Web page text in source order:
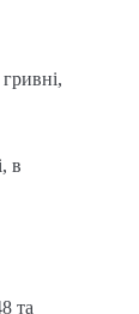
в
та